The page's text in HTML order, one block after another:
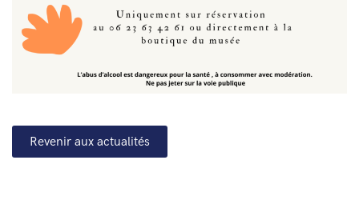
Revenir aux actualités